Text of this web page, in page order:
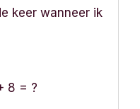
keer wanneer ik
8 = ?